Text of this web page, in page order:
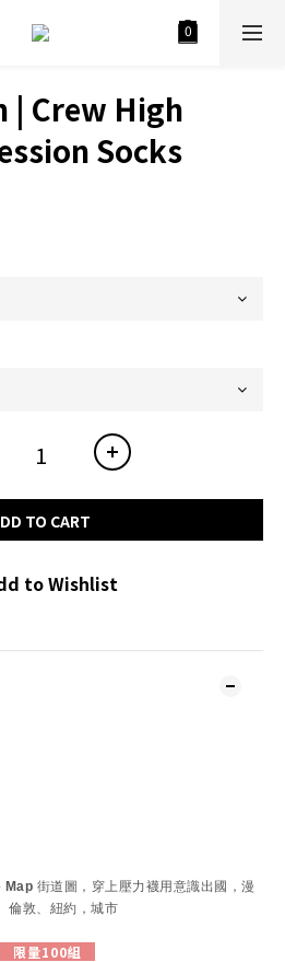
| Crew High
Socks
TO CART
to Wishlist
街道圖，穿上壓力襪用意識出國，漫
倫敦、紐約，城市
限量100組